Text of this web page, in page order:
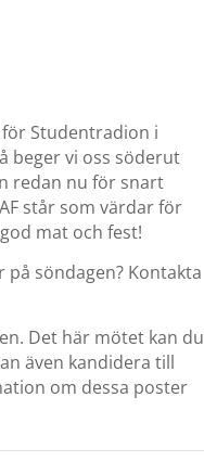
Studentradion i
beger vi oss söderut
redan nu för snart
står som värdar för
mat och fest!
söndagen? Kontakta
Det här mötet kan du
även kandidera till
om dessa poster